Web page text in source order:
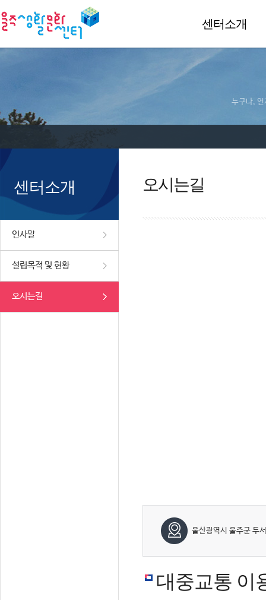
센터소개
누구나, 언
센터소개
인사말
설립목적 및 현황
오시는길
오시는길
울산광역시 울주군 두
대중교통 이